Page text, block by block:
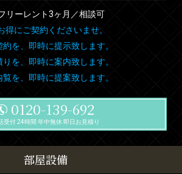
リーレント3ヶ月／相談可
得にご契約くださいませ。
を、即時に提示致します。
を、即時に案内致します。
を、即時に提案致します。
0120-139-692
受付 24時間 年中無休 即日お見積り
部屋設備